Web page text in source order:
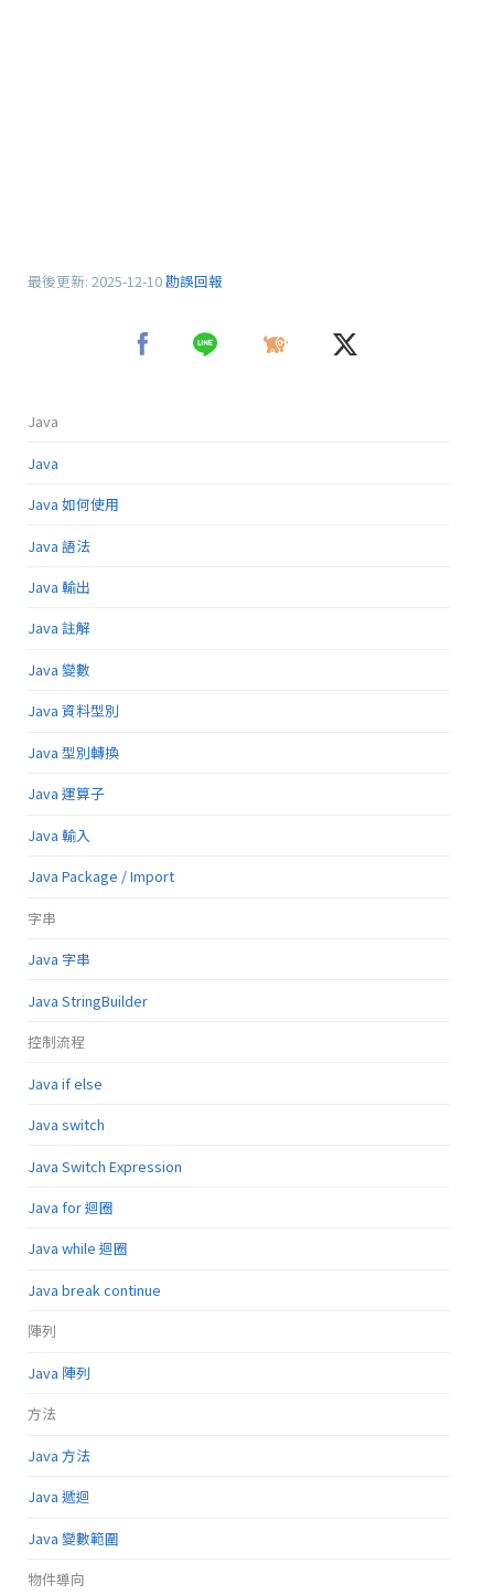
最後更新: 2025-12-10勘誤回報
Java
Java
Java 如何使用
Java 語法
Java 輸出
Java 註解
Java 變數
Java 資料型別
Java 型別轉換
Java 運算子
Java 輸入
Java Package / Import
字串
Java 字串
Java StringBuilder
控制流程
Java if else
Java switch
Java Switch Expression
Java for 迴圈
Java while 迴圈
Java break continue
陣列
Java 陣列
方法
Java 方法
Java 遞迴
Java 變數範圍
物件導向